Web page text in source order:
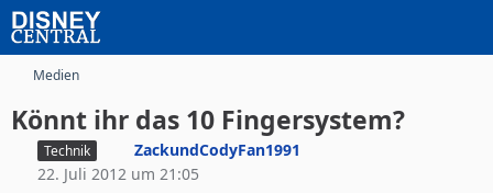
Medien
Könnt ihr das 10 Fingersystem?
Technik
ZackundCodyFan1991
22. Juli 2012 um 21:05